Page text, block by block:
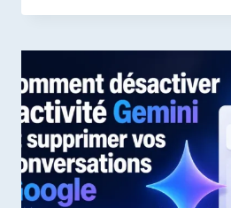
À
GEMINI
EN
2026
:
QUEL
OUTIL
IA
CHOISIR
?